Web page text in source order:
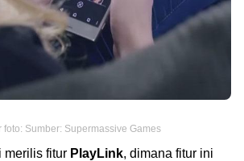
foto: Sumber: Supermassive Games
merilis fitur PlayLink, dimana fitur ini